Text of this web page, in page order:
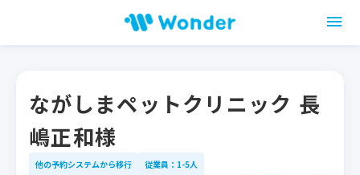
ながしまペットクリニック 長
嶋正和様
他の予約システムから移行 従業員：1-5人